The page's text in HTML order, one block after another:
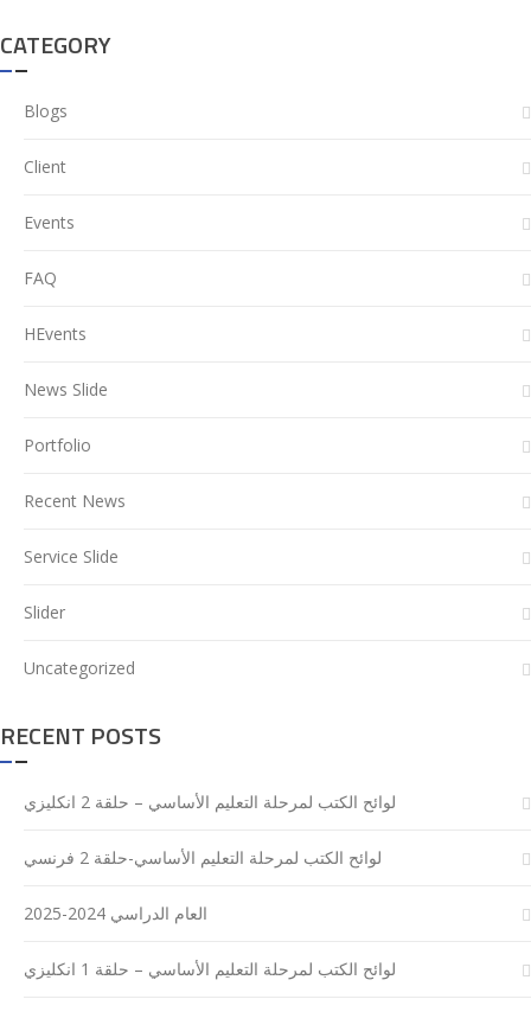
CATEGORY
Blogs
Client
Events
FAQ
HEvents
News Slide
Portfolio
Recent News
Service Slide
Slider
Uncategorized
RECENT POSTS
لوائح الكتب لمرحلة التعليم الأساسي – حلقة 2 انكليزي
لوائح الكتب لمرحلة التعليم الأساسي-حلقة 2 فرنسي
العام الدراسي 2024-2025
لوائح الكتب لمرحلة التعليم الأساسي – حلقة 1 انكليزي